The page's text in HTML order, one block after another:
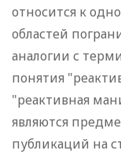
относится к
областей
аналогии с
понятия
"реактивная
являются
публикаций на